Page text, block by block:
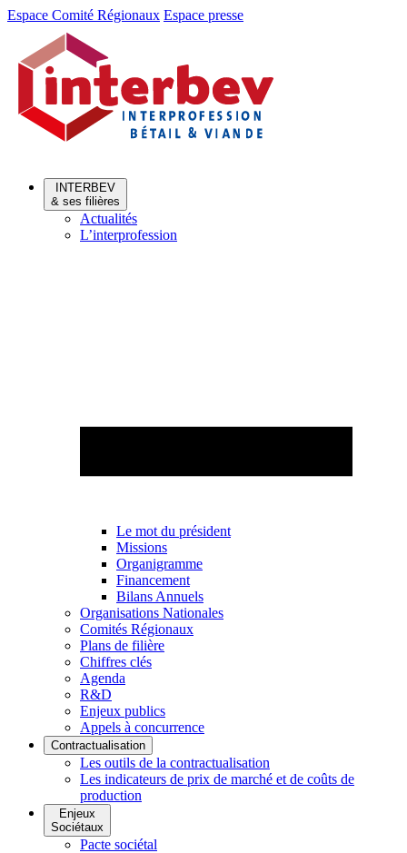
Aller
Aller
contenu
Espace Comité Régionaux Espace presse
INTERBEV
& ses filières
Actualités
L’interprofession
Le mot du président
Missions
Organigramme
Financement
Bilans Annuels
Organisations Nationales
Comités Régionaux
Plans de filière
Chiffres clés
Agenda
R&D
Enjeux publics
Appels à concurrence
Contractualisation
Les outils de la contractualisation
Les indicateurs de prix de marché et de coûts de
production
Enjeux
Sociétaux
Pacte sociétal